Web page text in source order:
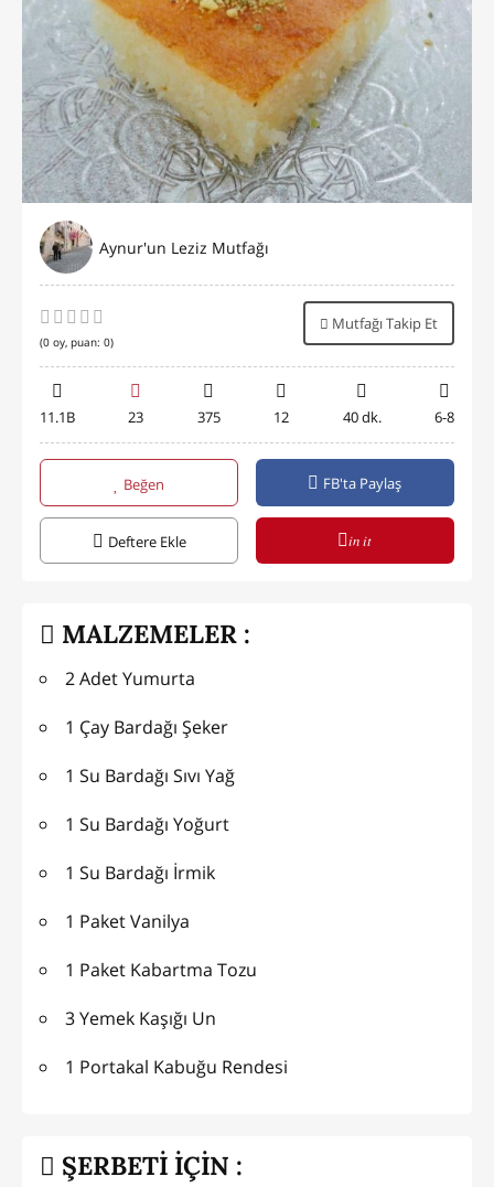
Aynur'un Leziz Mutfağı
(0 oy, puan: 0)
Mutfağı Takip Et
11.1B 23 375 12 40 dk. 6-8
Beğen FB'ta Paylaş
Deftere Ekle in it
MALZEMELER :
2 Adet Yumurta
1 Çay Bardağı Şeker
1 Su Bardağı Sıvı Yağ
1 Su Bardağı Yoğurt
1 Su Bardağı İrmik
1 Paket Vanilya
1 Paket Kabartma Tozu
3 Yemek Kaşığı Un
1 Portakal Kabuğu Rendesi
ŞERBETİ İÇİN :